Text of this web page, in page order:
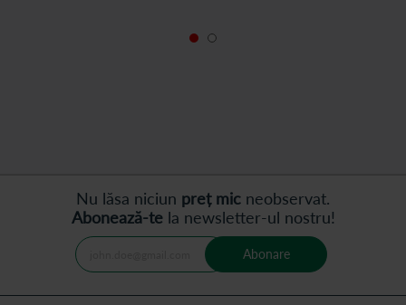
Nu lăsa niciun preț mic neobservat.
Abonează-tela newsletter-ul nostru!
Abonare